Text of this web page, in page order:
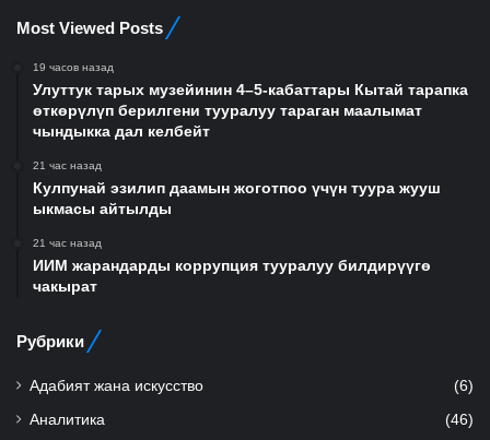
Most Viewed Posts
19 часов назад
Улуттук тарых музейинин 4–5-кабаттары Кытай тарапка
өткөрүлүп берилгени тууралуу тараган маалымат
чындыкка дал келбейт
21 час назад
Кулпунай эзилип даамын жоготпоо үчүн туура жууш
ыкмасы айтылды
21 час назад
ИИМ жарандарды коррупция тууралуу билдирүүгө
чакырат
Рубрики
Адабият жана искусство (6)
Аналитика (46)